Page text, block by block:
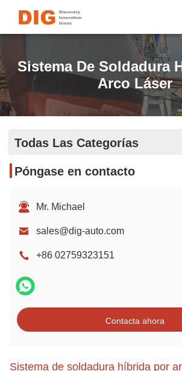
Sistema De Soldadura
Arco Láser
Todas Las Categorías
Póngase en contacto
Mr. Michael
sales@dig-auto.com
+86 02759323151
Contacta ahora
Sistema de soldadura híbrida por